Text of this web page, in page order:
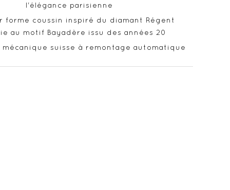
l'élégance parisienne
forme coussin inspiré du diamant Régent
au motif Bayadère issu des années 20
mécanique suisse à remontage automatique